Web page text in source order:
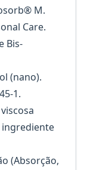
M.
Care.
Bis-
(nano).
1.
ingrediente
(Absorção,